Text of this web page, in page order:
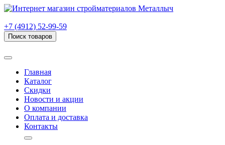
+7 (4912) 52-99-59
Поиск товаров
Главная
Каталог
Скидки
Новости и акции
О компании
Оплата и доставка
Контакты